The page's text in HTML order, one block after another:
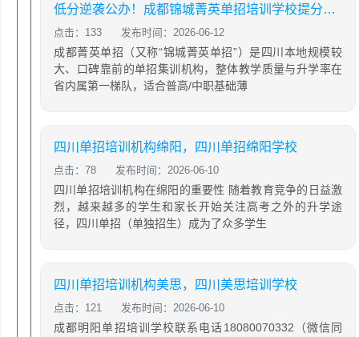
低分逆袭公办！成都锦城菁英单招培训学校提分攻略
点击：133 发布时间：2026-06-12
成都菁英单招（又称“锦城菁英单招”）是四川本地规模较
大、口碑靠前的单招集训机构，整体教学质量与升学率在
省内属第一梯队，适合普高/中职基础薄
四川单招培训机构绵阳，四川单招绵阳学校
点击：78 发布时间：2026-06-10
四川单招培训机构在绵阳的重要性 随着教育竞争的日益激
烈，越来越多的学生和家长开始关注高考之外的升学途
径，四川单招（单独招生）成为了众多学生
四川单招培训机构美思，四川美思培训学校
点击：121 发布时间：2026-06-10
成都明阳单招培训学校联系电话18080070332（微信同